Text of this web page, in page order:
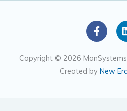
F
a
c
e
b
o
Copyright © 2026
Created by New